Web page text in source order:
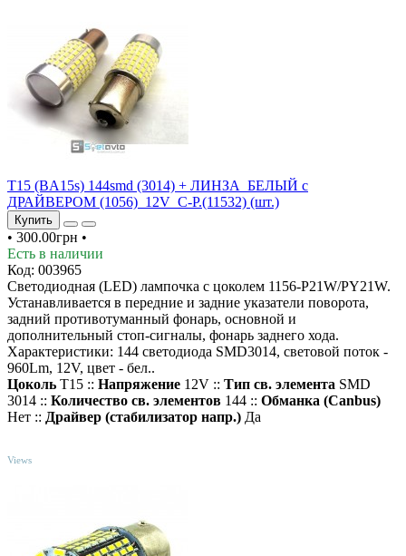
T15 (BA15s) 144smd (3014) + ЛИНЗА_БЕЛЫЙ c
ДРАЙВЕРОМ (1056)_12V_C-P.(11532) (шт.)
Купить
• 300.00грн •
Есть в наличии
Код: 003965
Светодиодная (LED) лампочка с цоколем 1156-P21W/PY21W.
Устанавливается в передние и задние указатели поворота,
задний противотуманный фонарь, основной и
дополнительный стоп-сигналы, фонарь заднего хода.
Характеристики: 144 светодиода SMD3014, световой поток -
960Lm, 12V, цвет - бел..
Цоколь T15 :: Напряжение 12V :: Тип св. элемента SMD
3014 :: Количество св. элементов 144 :: Обманка (Canbus)
Нет :: Драйвер (cтабилизатор напр.) Да
Views